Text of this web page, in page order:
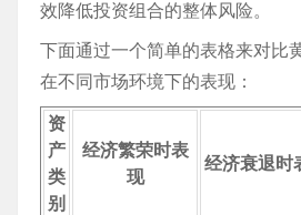
效降低投资组合的整体风险。
下面通过一个简单的表格来对比
在不同市场环境下的表现：
资
产
类
别
经济繁荣时表
现
经济衰退时